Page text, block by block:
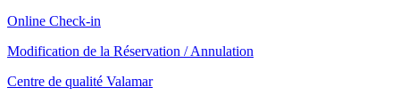
Online Check-in
Modification de la Réservation / Annulation
Centre de qualité Valamar